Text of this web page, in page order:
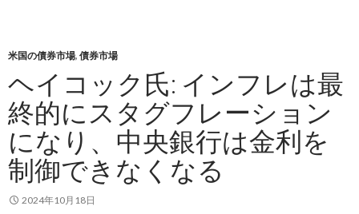
キ
プ
米国の債券市場, 債券市場
ヘイコック氏: インフレは最
終的にスタグフレーション
になり、中央銀行は金利を
制御できなくなる
2024年10月18日